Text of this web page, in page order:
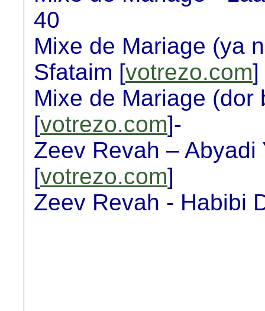
40
Mixe de Mariage (ya
Sfataim [votrezo.com]
Mixe de Mariage
[votrezo.com]-
Zeev Revah – Abyadi
[votrezo.com]
Zeev Revah - Habibi